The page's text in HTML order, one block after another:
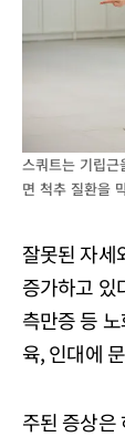
스쿼트는 기립
면 척추 질환을
잘못된 자세
증가하고 있
측만증 등
육, 인대에
주된 증상은